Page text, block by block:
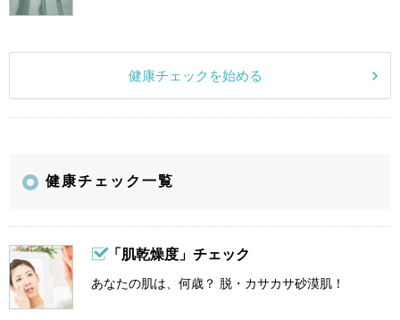
健康チェックを始める
健康チェック一覧
「肌乾燥度」チェック
あなたの肌は、何歳？ 脱・カサカサ砂漠肌！